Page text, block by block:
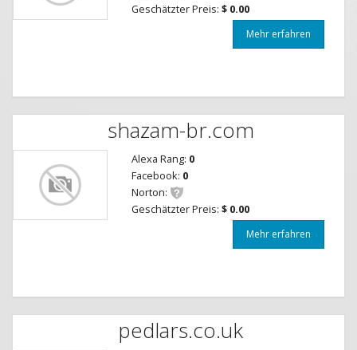
Geschätzter Preis: $ 0.00
Mehr erfahren
shazam-br.com
Alexa Rang: 0
Facebook: 0
Norton:
Geschätzter Preis: $ 0.00
Mehr erfahren
pedlars.co.uk